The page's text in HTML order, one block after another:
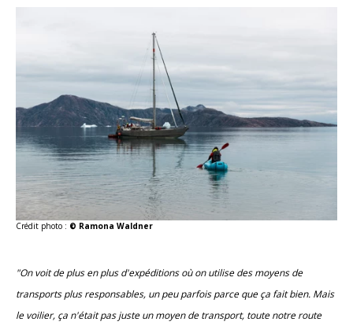
Crédit photo : © Ramona Waldner
"On voit de plus en plus d'expéditions où on utilise des moyens de
transports plus responsables, un peu parfois parce que ça fait bien. Mais
le voilier, ça n'était pas juste un moyen de transport, toute notre route